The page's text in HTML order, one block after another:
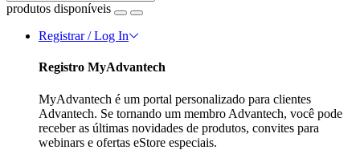
produtos disponíveis
Registrar / Log In
Registro MyAdvantech
MyAdvantech é um portal personalizado para clientes
Advantech. Se tornando um membro Advantech, você pode
receber as últimas novidades de produtos, convites para
webinars e ofertas eStore especiais.